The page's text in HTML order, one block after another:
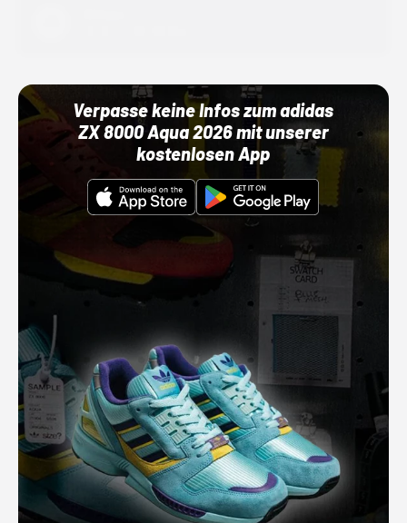
Verpasse keine Infos zum adidas
ZX 8000 Aqua 2026 mit unserer
kostenlosen App